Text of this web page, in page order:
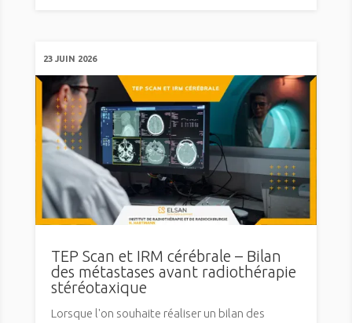
23 JUIN 2026
TEP Scan et IRM cérébrale – Bilan
des métastases avant radiothérapie
stéréotaxique
Lorsque l'on souhaite réaliser un bilan des